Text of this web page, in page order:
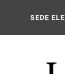
SEDE